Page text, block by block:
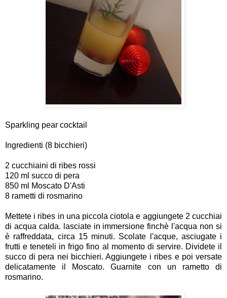
Sparkling pear cocktail
Ingredienti (8 bicchieri)
2 cucchiaini di ribes rossi
120 ml succo di pera
850 ml Moscato D'Asti
8 rametti di rosmarino
Mettete i ribes in una piccola ciotola e aggiungete 2 cucchiai
di acqua calda. lasciate in immersione finchè l'acqua non si
è raffreddata, circa 15 minuti. Scolate l'acque, asciugate i
frutti e teneteli in frigo fino al momento di servire. Dividete il
succo di pera nei bicchieri. Aggiungete i ribes e poi versate
delicatamente il Moscato. Guarnite con un rametto di
rosmarino.